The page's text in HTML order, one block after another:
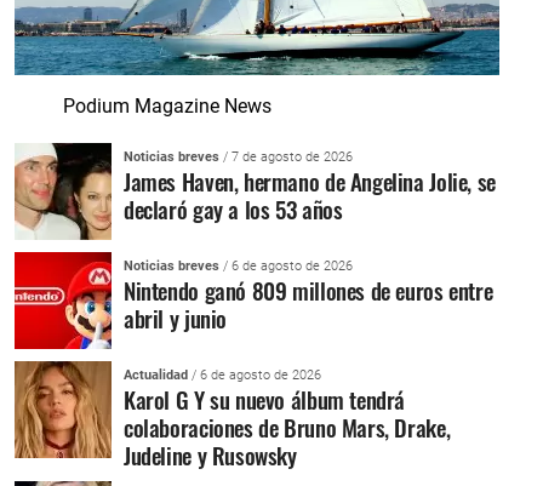
Podium Magazine News
Noticias breves / 7 de agosto de 2026
James Haven, hermano de Angelina Jolie, se
declaró gay a los 53 años
Noticias breves / 6 de agosto de 2026
Nintendo ganó 809 millones de euros entre
abril y junio
Actualidad / 6 de agosto de 2026
Karol G Y su nuevo álbum tendrá
colaboraciones de Bruno Mars, Drake,
Judeline y Rusowsky